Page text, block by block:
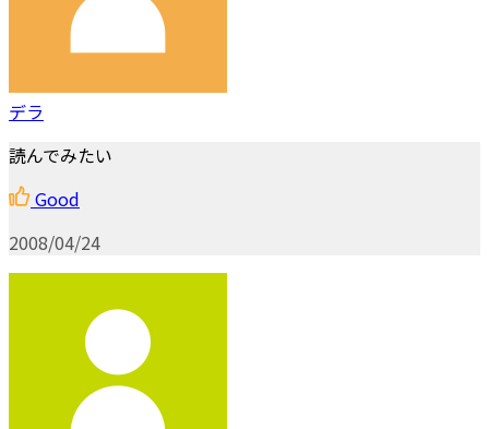
デラ
読んでみたい
Good
2008/04/24